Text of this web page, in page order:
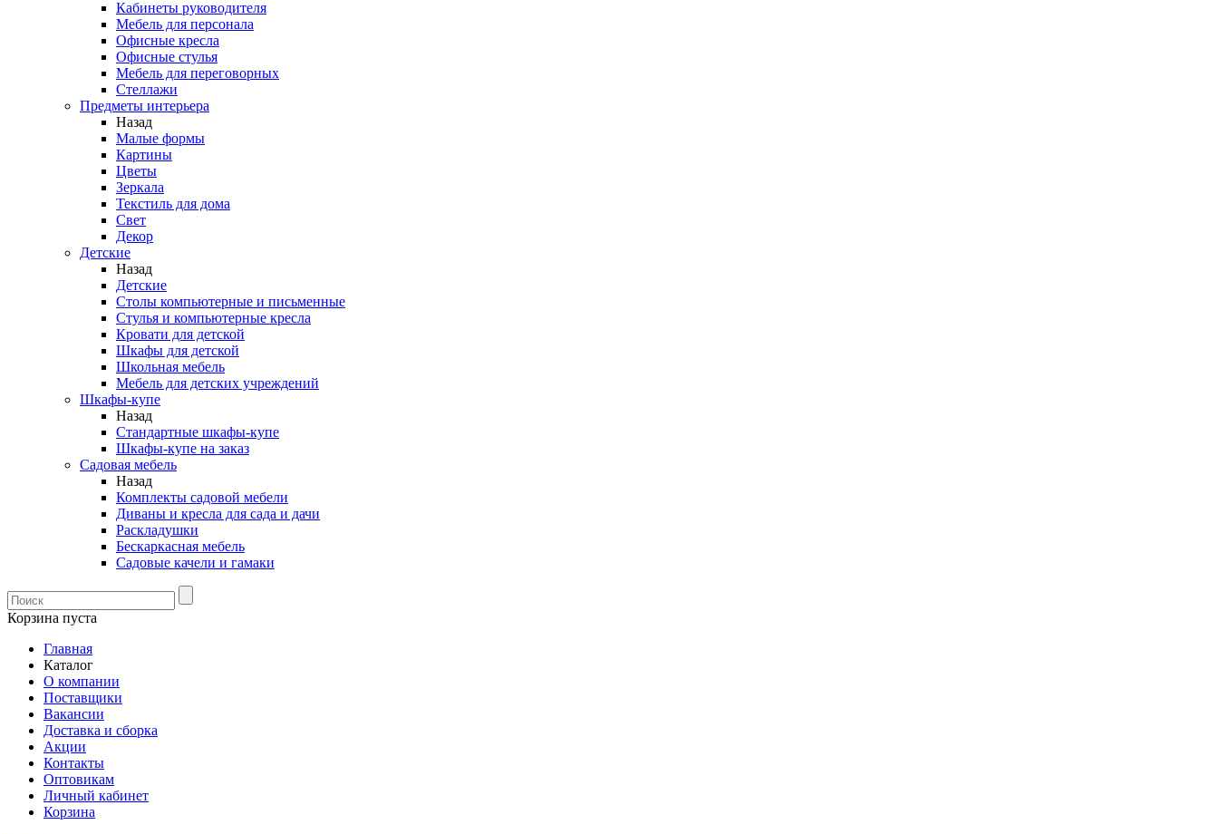
Кабинеты руководителя
Мебель для персонала
Офисные кресла
Офисные стулья
Мебель для переговорных
Стеллажи
Предметы интерьера
Назад
Малые формы
Картины
Цветы
Зеркала
Текстиль для дома
Свет
Декор
Детские
Назад
Детские
Столы компьютерные и письменные
Стулья и компьютерные кресла
Кровати для детской
Шкафы для детской
Школьная мебель
Мебель для детских учреждений
Шкафы-купе
Назад
Стандартные шкафы-купе
Шкафы-купе на заказ
Садовая мебель
Назад
Комплекты садовой мебели
Диваны и кресла для сада и дачи
Раскладушки
Бескаркасная мебель
Садовые качели и гамаки
Корзина пуста
Главная
Каталог
О компании
Поставщики
Вакансии
Доставка и сборка
Акции
Контакты
Оптовикам
Личный кабинет
Корзина